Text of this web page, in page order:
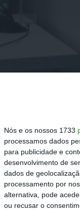
Nós e os nossos 1733
processamos dados
para publicidade e
desenvolvimento de
dados de
processamento por
alternativa, pode
ou recusar o